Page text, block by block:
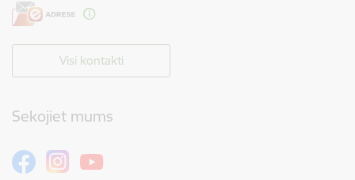
Visi kontakti
Sekojiet mums